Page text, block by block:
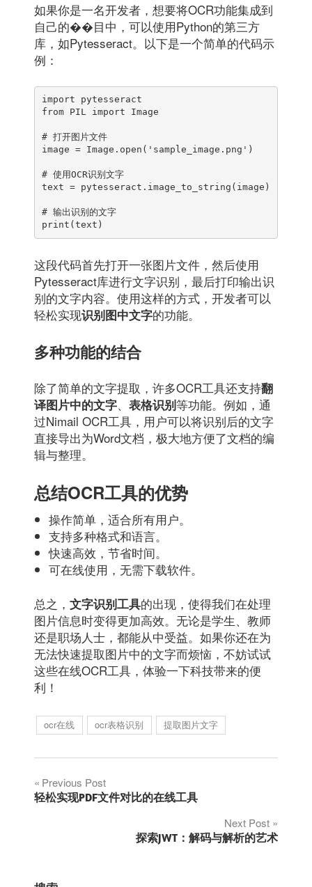
如果你是一名开发者，想要将OCR功能集成到
自己的��目中，可以使用Python的第三方
库，如Pytesseract。以下是一个简单的代码示
例：
import pytesseract
from PIL import Image
# 打开图片文件
image = Image.open('sample_image.png')
# 使用OCR识别文字
text = pytesseract.image_to_string(image)
# 输出识别的文字
print(text)
这段代码首先打开一张图片文件，然后使用
Pytesseract库进行文字识别，最后打印输出识
别的文字内容。使用这样的方式，开发者可以
轻松实现识别图中文字的功能。
多种功能的结合
除了简单的文字提取，许多OCR工具还支持翻
译图片中的文字、 表格识别等功能。例如，通
过Nimail OCR工具，用户可以将识别后的文字
直接导出为Word文档，极大地方便了文档的编
辑与整理。
总结OCR工具的优势
操作简单，适合所有用户。
支持多种格式和语言。
快速高效，节省时间。
可在线使用，无需下载软件。
总之， 文字识别工具的出现，使得我们在处理
图片信息时变得更加高效。无论是学生、教师
还是职场人士，都能从中受益。如果你还在为
无法快速提取图片中的文字而烦恼，不妨试试
这些在线OCR工具，体验一下科技带来的便
利！
ocr在线 ocr表格识别 提取图片文字
文
航
Previous Post
轻松实现PDF文件对比的在线工具
Next Post
探索JWT：解码与解析的艺术